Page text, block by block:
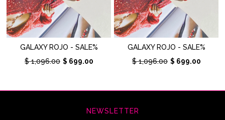
GALAXY ROJO - SALE%
$ 1,096.00 $ 699.00
GALAXY ROJO - SALE%
$ 1,096.00 $ 699.00
NEWSLETTER